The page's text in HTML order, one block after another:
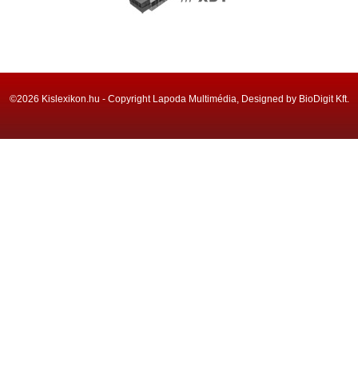
©2026 Kislexikon.hu - Copyright Lapoda Multimédia, Designed by BioDigit Kft.